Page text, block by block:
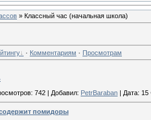
» Классный час (начальная школа)
· Комментариям · Просмотрам
742 Добавил: PetrBaraban Дата: 15
помидоры